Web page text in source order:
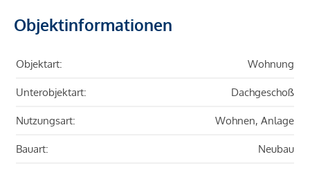
Objektinformationen
Objektart: Wohnung
Unterobjektart: Dachgeschoß
Nutzungsart: Wohnen, Anlage
Bauart: Neubau